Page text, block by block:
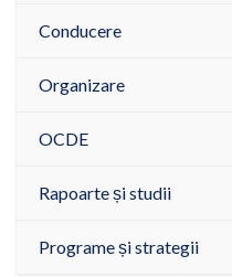
Conducere
Organizare
OCDE
Rapoarte și studii
Programe și strategii